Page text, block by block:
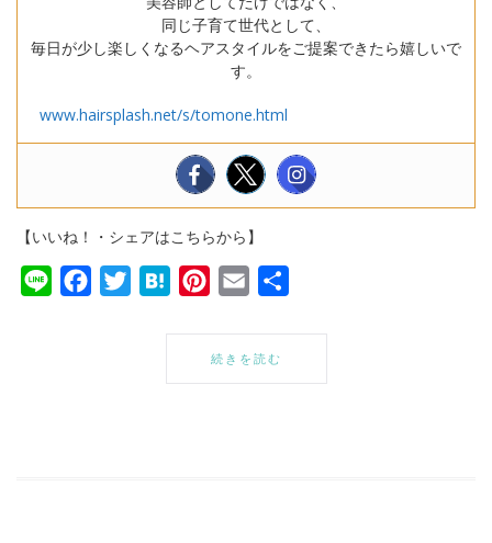
同じ子育て世代として、
毎日が少し楽しくなるヘアスタイルをご提案できたら嬉しいで
す。
www.hairsplash.net/s/tomone.html
【いいね！・シェアはこちらから】
Line FacebookTwitterHatenaPinterest
Email
続きを読む